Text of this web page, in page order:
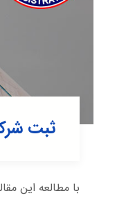
ثبت
با مطالعه این